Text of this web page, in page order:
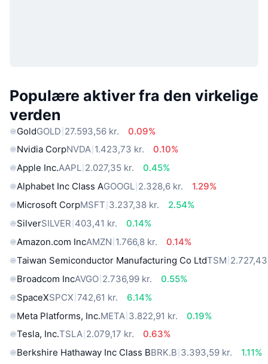
Populære aktiver fra den virkelige
verden
GoldGOLD 27.593,56 kr.
0.09%
Nvidia CorpNVDA 1.423,73 kr.
0.10%
Apple Inc.AAPL 2.027,35 kr.
0.45%
Alphabet Inc Class AGOOGL 2.328,6 kr.
1.29%
Microsoft CorpMSFT 3.237,38 kr.
2.54%
SilverSILVER 403,41 kr.
0.14%
Amazon.com IncAMZN 1.766,8 kr.
0.14%
Taiwan Semiconductor Manufacturing Co LtdTSM
Broadcom IncAVGO 2.736,99 kr.
0.55%
SpaceXSPCX 742,61 kr.
6.14%
Meta Platforms, Inc.META 3.822,91 kr.
0.19%
Tesla, Inc.TSLA 2.079,17 kr.
0.63%
Berkshire Hathaway Inc Class BBRK.B 3.393,59 kr.
1.11%